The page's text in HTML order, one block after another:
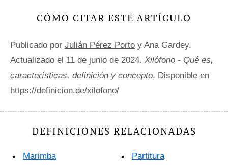
CÓMO CITAR ESTE ARTÍCULO
Publicado por Julián Pérez Porto y Ana Gardey.
Actualizado el 11 de junio de 2024. Xilófono - Qué es,
características, definición y concepto. Disponible en
https://definicion.de/xilofono/
DEFINICIONES RELACIONADAS
Marimba Partitura